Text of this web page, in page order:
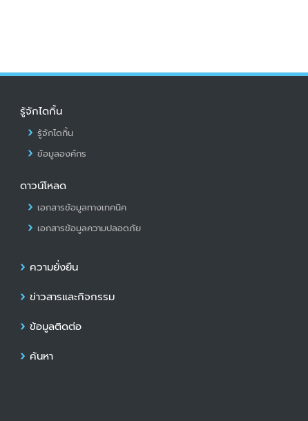
รู้จักไดกิ้น
รู้จักไดกิ้น
ข้อมูลองค์กร
ดาวน์โหลด
เอกสารข้อมูลทางเทคนิค
เอกสารข้อมูลความปลอดภัย
ความยั่งยืน
ข่าวสารและกิจกรรม
ข้อมูลติดต่อ
ค้นหา